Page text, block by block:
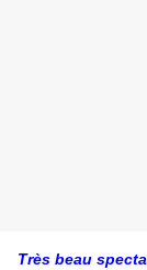
Très beau